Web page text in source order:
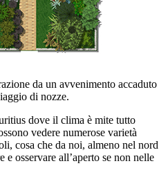
da un avvenimento accaduto
di nozze.
dove il clima è mite tutto
vedere numerose varietà
cosa che da noi, almeno nel nord
osservare all’aperto se non nelle